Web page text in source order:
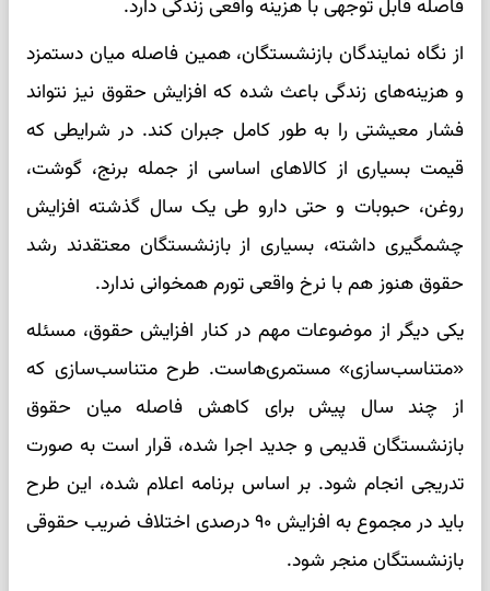
فاصله قابل توجهی با هزینه واقعی زندگی دارد.
از نگاه نمایندگان بازنشستگان، همین فاصله میان دستمزد
و هزینه‌های زندگی باعث شده که افزایش حقوق نیز نتواند
فشار معیشتی را به طور کامل جبران کند. در شرایطی که
قیمت بسیاری از کالاهای اساسی از جمله برنج، گوشت،
روغن، حبوبات و حتی دارو طی یک سال گذشته افزایش
چشمگیری داشته، بسیاری از بازنشستگان معتقدند رشد
حقوق هنوز هم با نرخ واقعی تورم همخوانی ندارد.
یکی دیگر از موضوعات مهم در کنار افزایش حقوق، مسئله
«متناسب‌سازی» مستمری‌هاست. طرح متناسب‌سازی که
از چند سال پیش برای کاهش فاصله میان حقوق
بازنشستگان قدیمی و جدید اجرا شده، قرار است به صورت
تدریجی انجام شود. بر اساس برنامه اعلام شده، این طرح
باید در مجموع به افزایش ۹۰ درصدی اختلاف ضریب حقوقی
بازنشستگان منجر شود.